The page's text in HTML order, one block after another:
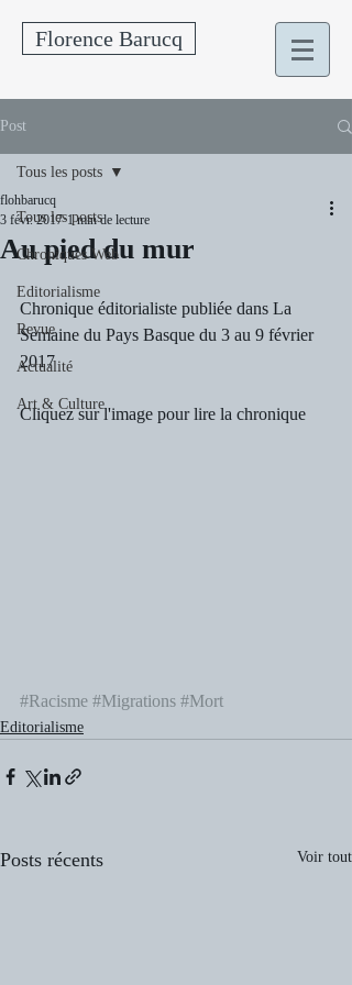
Florence Barucq
Post
Tous les posts
Chroniques Web
Editorialisme
Revue
Actualité
Art & Culture
Tous les posts
Au pied du mur
flohbarucq
3 févr. 2017 1 min de lecture
Chronique éditorialiste publiée dans La
Semaine du Pays Basque du 3 au 9 février
2017
Cliquez sur l'image pour lire la chronique
#Racisme #Migrations #Mort
Editorialisme
Posts récents Voir tout